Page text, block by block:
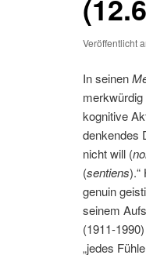
Veröffentlicht
In seinen
kognitive
denkendes
nicht will (
(sentiens).“
genuin
seinem
(1911-
„jedes